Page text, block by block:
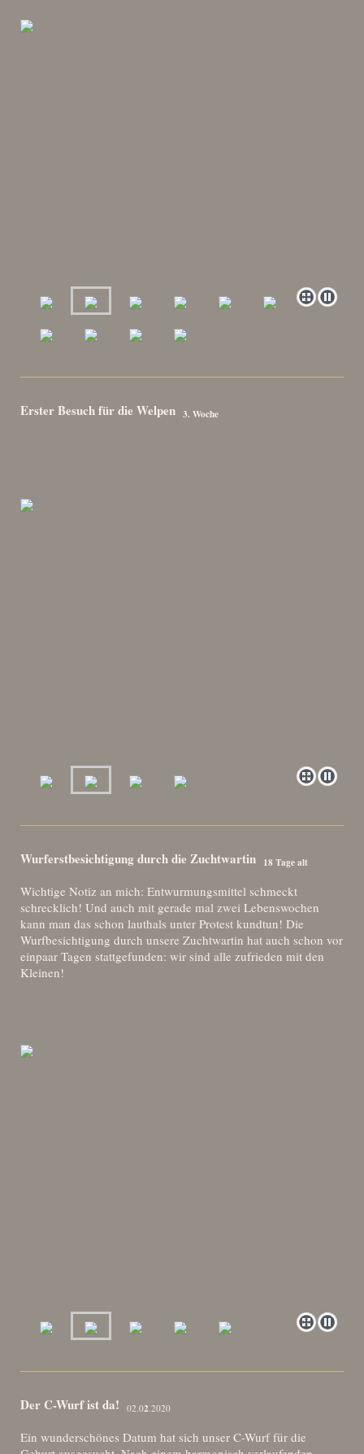
Erster Besuch für die Welpen 3. Woche
Wurferstbesichtigung durch die Zuchtwartin 18 Tage alt
Wichtige Notiz an mich: Entwurmungsmittel schmeckt
schrecklich! Und auch mit gerade mal zwei Lebenswochen
kann man das schon lauthals unter Protest kundtun! Die
Wurfbesichtigung durch unsere Zuchtwartin hat auch schon vor
einpaar Tagen stattgefunden: wir sind alle zufrieden mit den
Kleinen!
Der C-Wurf ist da! 02.02 .2020
Ein wunderschönes Datum hat sich unser C-Wurf für die